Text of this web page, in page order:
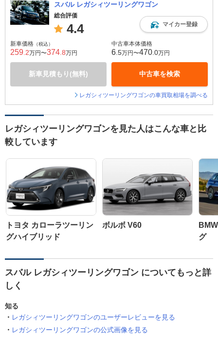
スバル レガシィツーリングワゴン
総合評価
4.4 マイカー登録
新車価格 （税込）
259 .2万円〜374 .8万円
新車見積もり(無料)
中古車本体価格
6 .5万円〜470 .0万円
中古車を検索
レガシィツーリングワゴンの車買取相場を調べる
レガシィツーリングワゴンを見た人はこんな車と比
較しています
トヨタ カローラツーリン
グハイブリッド
ボルボ V60
グ
スバル レガシィツーリングワゴン についてもっと詳
しく
知る
レガシィツーリングワゴンのユーザーレビューを見る
レガシィツーリングワゴンの公式画像を見る